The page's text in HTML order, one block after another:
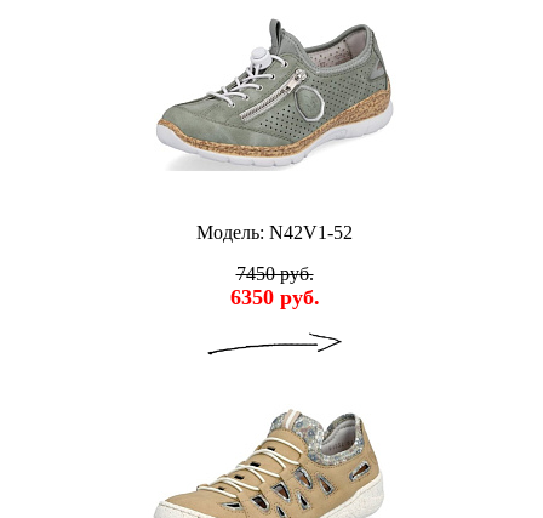
Модель: N42V1-52
7450 руб.
6350 руб.